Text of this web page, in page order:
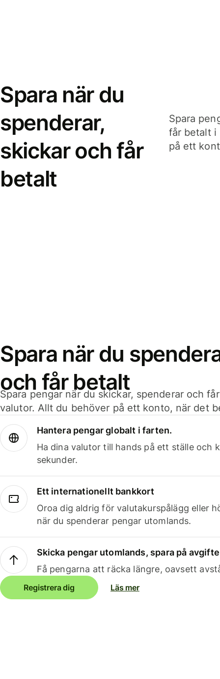
Spara när du
spenderar,
skickar och får
betalt
Spara
får betalt i
på ett
Spara när du
och får betalt
Spara pengar när du skickar, spenderar och
valutor. Allt du behöver på ett konto, när det
Hantera pengar globalt i farten.
Ha dina valutor till hands på ett ställe och
sekunder.
Ett internationellt bankkort
Oroa dig aldrig för valutakurspålägg eller
när du spenderar pengar utomlands.
Skicka pengar utomlands, spara på
Få pengarna att räcka längre, oavsett
Registrera dig Läs mer